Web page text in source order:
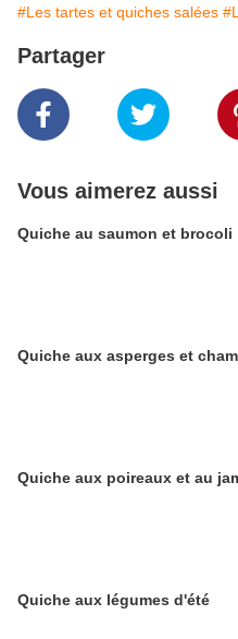
#Les tartes et quiches salées
Partager
Vous aimerez aussi
Quiche au saumon et brocoli
Quiche aux asperges et
Quiche aux poireaux et au
Quiche aux légumes d'été